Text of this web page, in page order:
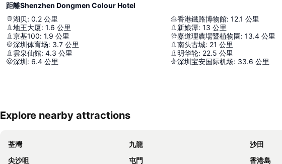
距離Shenzhen Dongmen Colour Hotel
湖贝: 0.2 公里
地王大厦: 1.6 公里
京基100: 1.9 公里
深圳体育场: 3.7 公里
雲泉仙館: 4.3 公里
深圳: 6.4 公里
香港鐵路博物館: 12.1 公里
新娘潭: 13 公里
嘉道理農場暨植物園: 13.4 公里
南头古城: 21 公里
明华轮: 22.5 公里
深圳宝安国际机场: 33.6 公里
Explore nearby attractions
荃灣 九龍 沙田
尖沙咀
屯門 香港島